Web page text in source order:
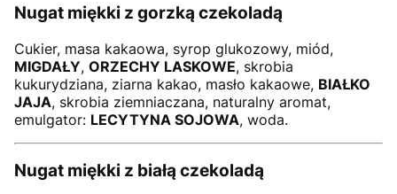
Nugat miękki z gorzką czekoladą
Cukier, masa kakaowa, syrop glukozowy, miód,
MIGDAŁY, ORZECHY LASKOWE, skrobia
kukurydziana, ziarna kakao, masło kakaowe, BIAŁKO
JAJA, skrobia ziemniaczana, naturalny aromat,
emulgator: LECYTYNA SOJOWA, woda.
Nugat miękki z białą czekoladą